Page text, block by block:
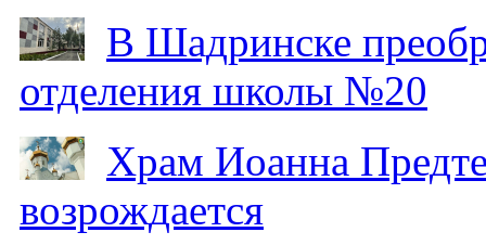
В Шадринске
отделения школы №20
Храм Иоанна
возрождается